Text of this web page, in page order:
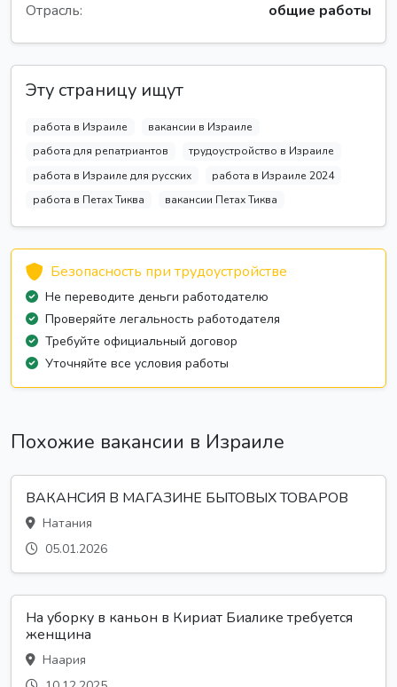
Отрасль:
общие работы
Эту страницу ищут
работа в Израиле
вакансии в Израиле
работа для репатриантов
трудоустройство в Израиле
работа в Израиле для русских
работа в Израиле 2024
работа в Петах Тиква
вакансии Петах Тиква
Безопасность при трудоустройстве
Не переводите деньги работодателю
Проверяйте легальность работодателя
Требуйте официальный договор
Уточняйте все условия работы
Похожие вакансии в Израиле
ВАКАНСИЯ В МАГАЗИНЕ БЫТОВЫХ ТОВАРОВ
Натания
05.01.2026
На уборку в каньон в Кириат Биалике требуется
женщина
Наария